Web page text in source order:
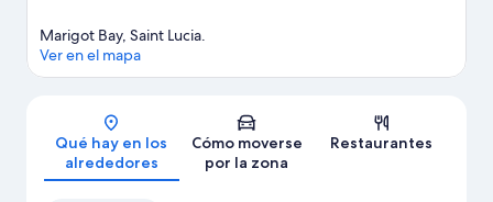
Mapa
Marigot Bay, Saint Lucia.
Ver en el mapa
Qué hay en los
alrededores
Cómo moverse
por la zona
Restaurantes